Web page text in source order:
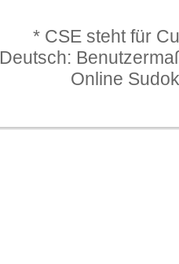
* CSE steht für
Deutsch:
Online